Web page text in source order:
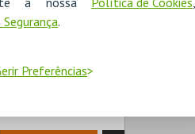
.
Preferências